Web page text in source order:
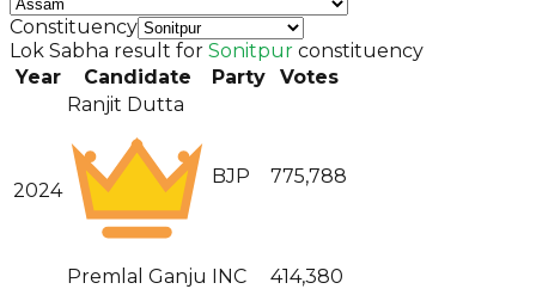
Constituency
Lok Sabha result for Sonitpur constituency
Year
Candidate Party Votes
2024
Ranjit Dutta
BJP 775,788
Premlal Ganju INC 414,380